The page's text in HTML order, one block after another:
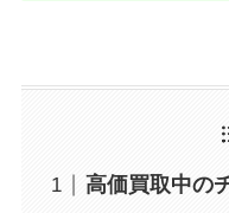
高価買取中の